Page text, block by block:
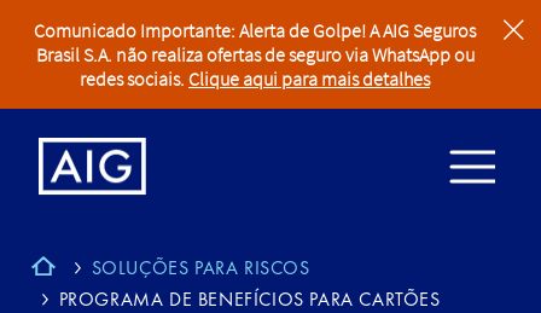
clear
Comunicado Importante: Alerta de Golpe! A AIG Seguros
Brasil S.A. não realiza ofertas de seguro via WhatsApp ou
redes sociais. Clique aqui para mais detalhes
SOLUÇÕES PARA RISCOS
PROGRAMA DE BENEFÍCIOS PARA CARTÕES